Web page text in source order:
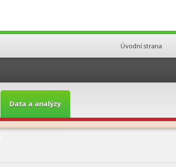
Úvodní strana
Data a analýzy